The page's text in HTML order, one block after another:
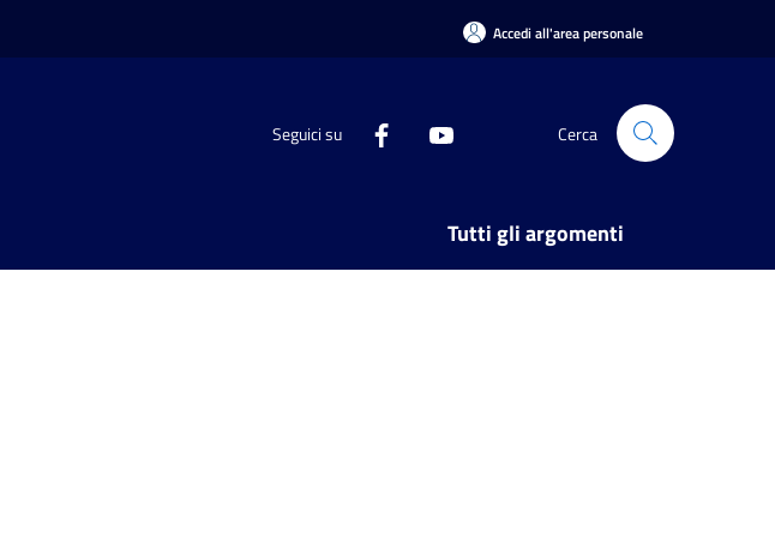
Accedi all'area personale
Seguici su Cerca
Tutti gli argomenti